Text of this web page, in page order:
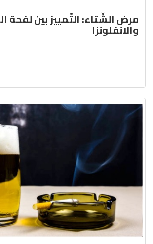
مرض الشّتاء: التّمييز بين لفحة
والانفلونزا